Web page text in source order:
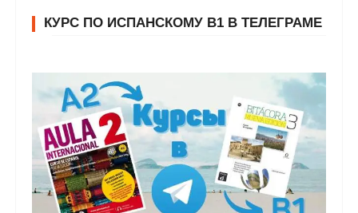
КУРС ПО ИСПАНСКОМУ В1 В ТЕЛЕГРАМЕ